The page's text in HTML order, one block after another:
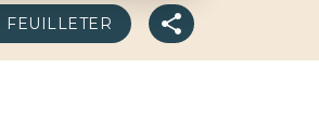
FEUILLETER